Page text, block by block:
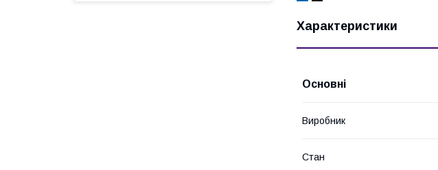
Характеристики
Основні
Виробник
Стан